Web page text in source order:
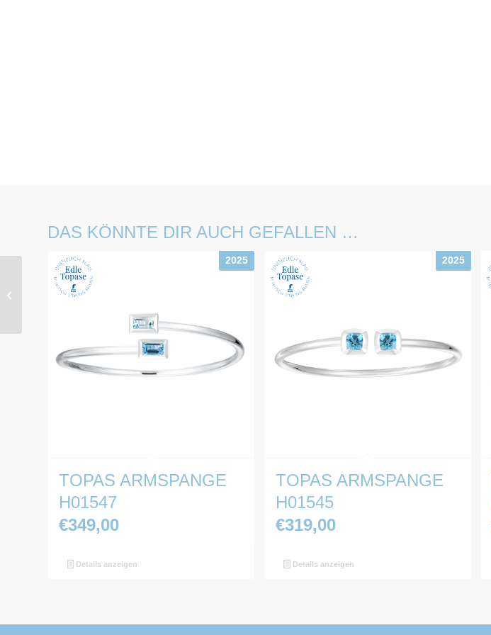
DAS KÖNNTE DIR AUCH GEFALLEN …
2025
TOPAS ARMSPANGE
H01547
€349,00
Details anzeigen
2025
TOPAS ARMSPANGE
H01545
€319,00
Details anzeigen
Topas / Chrome